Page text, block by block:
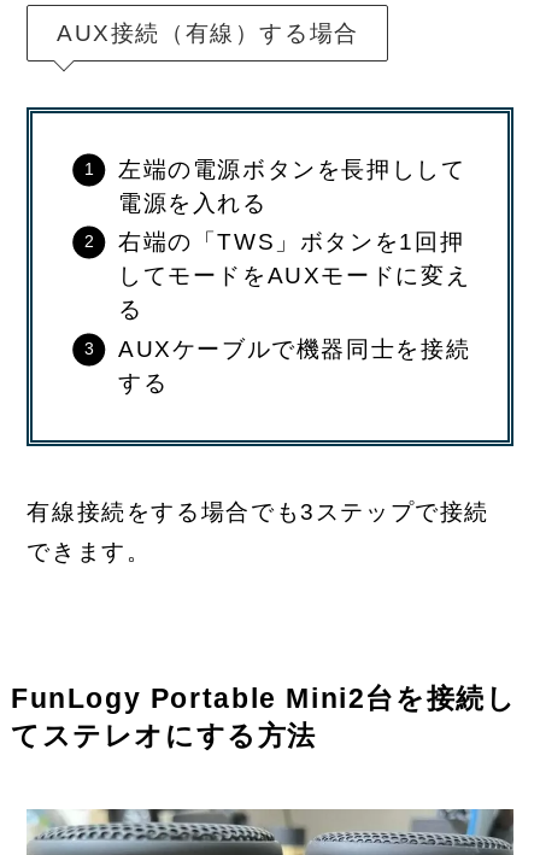
AUX接続（有線）する場合
左端の電源ボタンを長押しして
電源を入れる
右端の「TWS」ボタンを1回押
してモードをAUXモードに変え
る
AUXケーブルで機器同士を接続
する
有線接続をする場合でも3ステップで接続
できます。
FunLogy Portable Mini2台を接続し
てステレオにする方法